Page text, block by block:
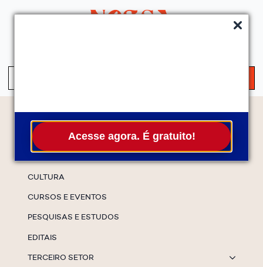
Acesse agora. É gratuito!
Temas
CULTURA
CURSOS E EVENTOS
PESQUISAS E ESTUDOS
EDITAIS
TERCEIRO SETOR